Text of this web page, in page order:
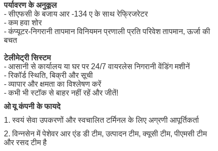
पर्यावरण के अनुकूल
- सीएफसी के बजाय आर -134 ए के साथ रेफ्रिजरेटर
- कम हवा शोर
- कंप्यूटर-निगरानी तापमान विनियमन प्रणाली प्रति परिवेश तापमान, ऊर्जा की
बचत
टेलीमेट्री सिस्टम
- आसानी से कार्यालय या घर पर 24/7 वायरलेस निगरानी वेंडिंग मशीनें
- रिकॉर्ड स्थिति, बिक्री और सूची
- व्यापार और क्षमता का विश्लेषण करें
- कभी भी स्टॉक से बाहर नहीं रहें और जीतें!
ओयू कंपनी के फायदे
1. स्वयं सेवा उपकरणों और स्वचालित टर्मिनल के लिए अग्रणी आपूर्तिकर्ता
2. विन्नसेन में पेशेवर आर एंड डी टीम, उत्पादन टीम, क्यूसी टीम, पीएमसी टीम
और रसद टीम है